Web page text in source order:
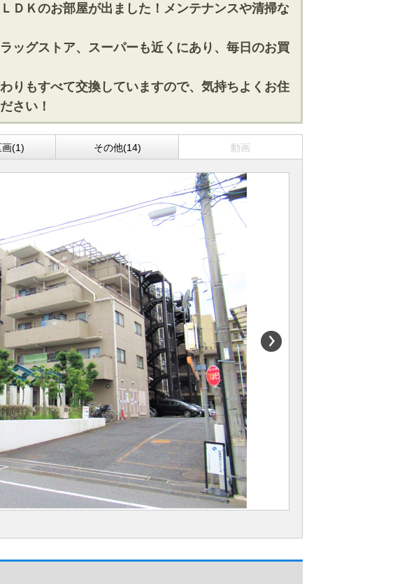
ＤＫのお部屋が出ました！メンテナンスや清掃な
ッグストア、スーパーも近くにあり、毎日のお買
りもすべて交換していますので、気持ちよくお住
さい！
画(1) その他(14) 動画